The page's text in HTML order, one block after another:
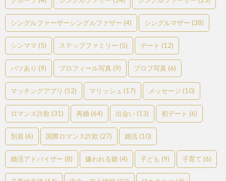
シングルファーザーシングルファザー (4) シングルマザー (38)
シンママ (5) ステップファミリー (5) デート (12)
バツあり (9) プロフィール写真 (9) プロフ写真 (6)
マッチングアプリ (52) マリッシュ (17) メッセージ (10)
ロマンス詐欺 (31) 再婚 (64) 出会い (13) 初デート (6)
別居 (6) 国際ロマンス詐欺 (27) 婚活 (10)
婚活アドバイザー (8) 嫌われる癖 (4) 子ども (9) 子育て (6)